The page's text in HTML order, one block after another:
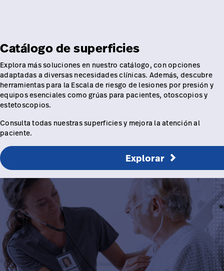
Baxter.com
Portal
Catálogo de superficies
Explora más soluciones en nuestro catálogo, con opciones
adaptadas a diversas necesidades clínicas. Además, descubre
herramientas para la Escala de riesgo de lesiones por presión y
equipos esenciales como grúas para pacientes, otoscopios y
estetoscopios.
Consulta todas nuestras superficies y mejora la atención al
paciente.
Explorar